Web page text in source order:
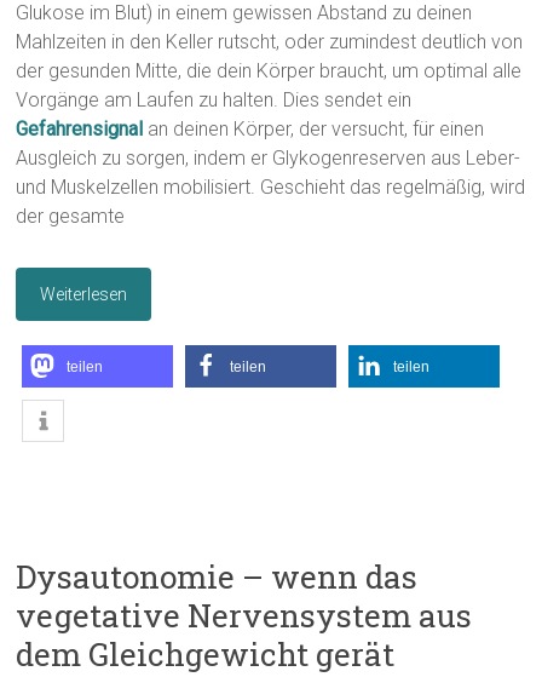
Glukose im Blut) in einem gewissen Abstand zu deinen
Mahlzeiten in den Keller rutscht, oder zumindest deutlich von
der gesunden Mitte, die dein Körper braucht, um optimal alle
Vorgänge am Laufen zu halten. Dies sendet ein
Gefahrensignal an deinen Körper, der versucht, für einen
Ausgleich zu sorgen, indem er Glykogenreserven aus Leber-
und Muskelzellen mobilisiert. Geschieht das regelmäßig, wird
der gesamte
Weiterlesen
teilen teilen teilen
Dysautonomie – wenn das
vegetative Nervensystem aus
dem Gleichgewicht gerät